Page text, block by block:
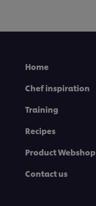
Home
Chef inspiration
Training
Recipes
Product Webshop
Contact us